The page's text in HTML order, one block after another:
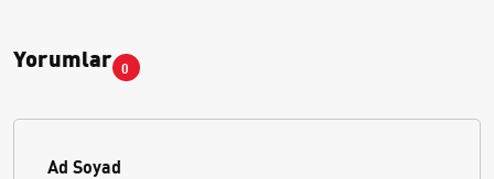
Yorumlar 0
Ad Soyad